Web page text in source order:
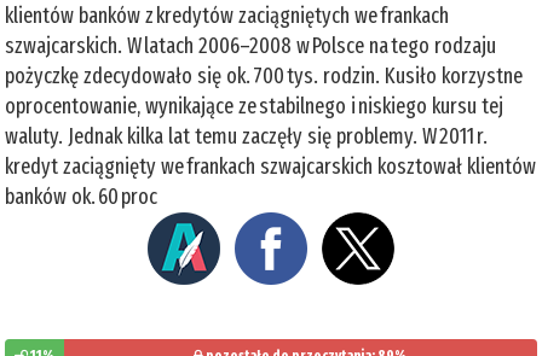
klientów banków z kredytów zaciągniętych we frankach
szwajcarskich. W latach 2006–2008 w Polsce na tego rodzaju
pożyczkę zdecydowało się ok. 700 tys. rodzin. Kusiło korzystne
oprocentowanie, wynikające ze stabilnego i niskiego kursu tej
waluty. Jednak kilka lat temu zaczęły się problemy. W 2011 r.
kredyt zaciągnięty we frankach szwajcarskich kosztował klientów
banków ok. 60 proc